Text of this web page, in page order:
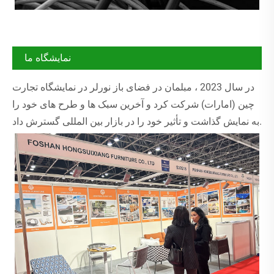
نمایشگاه ما
در سال 2023 ، مبلمان در فضای باز نورلر در نمایشگاه تجارت
چین (امارات) شرکت کرد و آخرین سبک ها و طرح های خود را
به نمایش گذاشت و تأثیر خود را در بازار بین المللی گسترش داد.